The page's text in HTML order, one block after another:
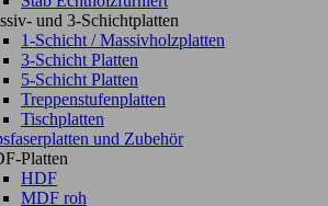
und 3-Schichtplatten
1-Schicht / Massivholzplatten
3-Schicht Platten
5-Schicht Platten
Treppenstufenplatten
Tischplatten
und Zubehör
Platten
HDF
MDF roh